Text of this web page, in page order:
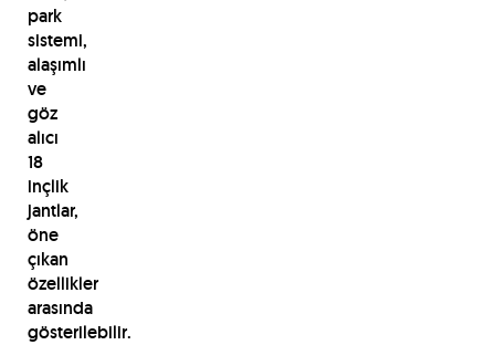
park
sistemi,
alaşımlı
ve
göz
alıcı
18
inçlik
jantlar,
öne
çıkan
özellikler
arasında
gösterilebilir.